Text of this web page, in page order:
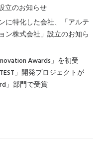
立のお知らせ
に特化した会社、「アルテ
ン株式会社」設立のお知ら
Awards」を初受
」開発プロジェクトが
」部門で受賞